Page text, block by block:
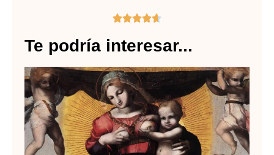

Te podría interesar...